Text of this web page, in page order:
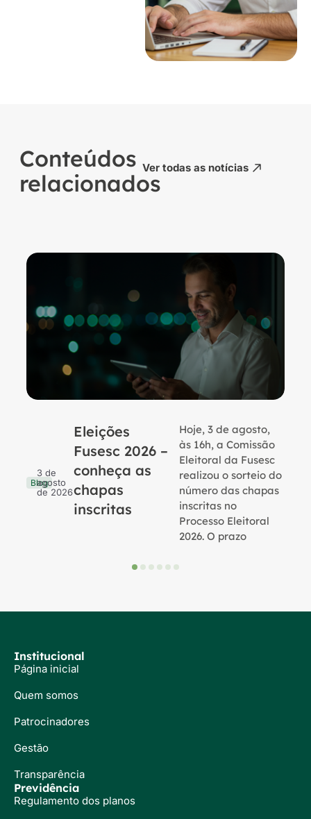
Conteúdos
relacionados
Ver todas as notícias
Blog
3 de
agosto
de 2026
Eleições
Fusesc 2026 –
conheça as
chapas
inscritas
Hoje, 3 de agosto,
às 16h, a Comissão
Eleitoral da Fusesc
realizou o sorteio do
número das chapas
inscritas no
Processo Eleitoral
2026. O prazo
Institucional
Página inicial
Quem somos
Patrocinadores
Gestão
Transparência
Previdência
Regulamento dos planos